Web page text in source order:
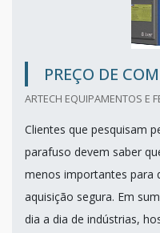
PREÇO DE
ARTECH EQUIPAMENTOS E
Clientes que pesquisam
parafuso devem saber
menos importantes para
aquisição segura. Em
dia a dia de indústrias,